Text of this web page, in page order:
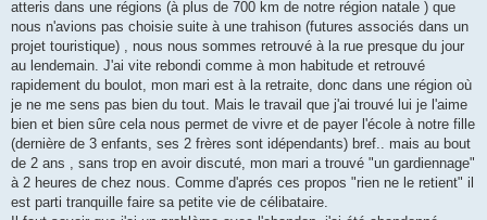
a
g
atteris dans une régions (à plus de 700 km de notre région natale ) que
nous n'avions pas choisie suite à une trahison (futures associés dans un
projet touristique) , nous nous sommes retrouvé à la rue presque du jour
au lendemain. J'ai vite rebondi comme à mon habitude et retrouvé
rapidement du boulot, mon mari est à la retraite, donc dans une région où
je ne me sens pas bien du tout. Mais le travail que j'ai trouvé lui je l'aime
bien et bien sûre cela nous permet de vivre et de payer l'école à notre fille
(dernière de 3 enfants, ses 2 frères sont idépendants) bref.. mais au bout
de 2 ans , sans trop en avoir discuté, mon mari a trouvé "un gardiennage"
à 2 heures de chez nous. Comme d'aprés ces propos "rien ne le retient" il
est parti tranquille faire sa petite vie de célibataire.